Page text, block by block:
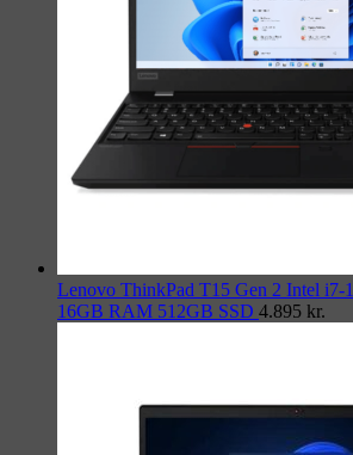
Lenovo ThinkPad T15 Gen 2 Intel i7-
16GB RAM 512GB SSD 4.895 kr.